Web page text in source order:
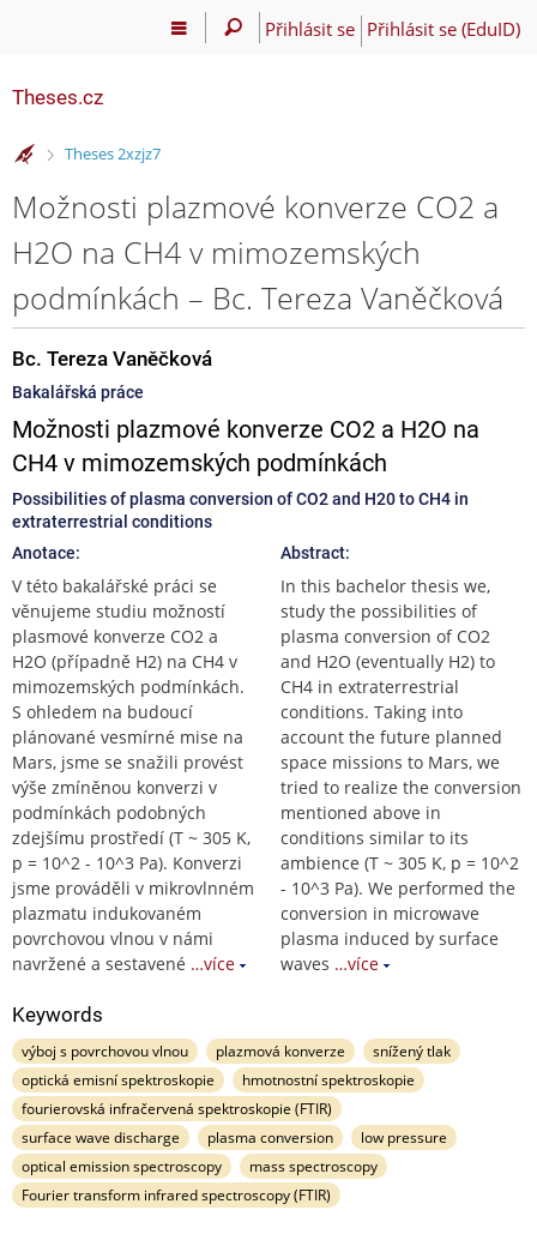
Přihlásit se Přihlásit se (EduID)
Theses.cz
>
Theses 2xzjz7
Možnosti plazmové konverze CO2 a
H2O na CH4 v mimozemských
podmínkách – Bc. Tereza Vaněčková
Bc. Tereza Vaněčková
Bakalářská práce
Možnosti plazmové konverze CO2 a H2O na
CH4 v mimozemských podmínkách
Possibilities of plasma conversion of CO2 and H20 to CH4 in
extraterrestrial conditions
Anotace:
V této bakalářské práci se
věnujeme studiu možností
plasmové konverze CO2 a
H2O (případně H2) na CH4 v
mimozemských podmínkách.
S ohledem na budoucí
plánované vesmírné mise na
Mars, jsme se snažili provést
výše zmíněnou konverzi v
podmínkách podobných
zdejšímu prostředí (T ~ 305 K,
p = 10^2 - 10^3 Pa). Konverzi
jsme prováděli v mikrovlnném
plazmatu indukovaném
povrchovou vlnou v námi
navržené a sestavené …více
Abstract:
In this bachelor thesis we,
study the possibilities of
plasma conversion of CO2
and H2O (eventually H2) to
CH4 in extraterrestrial
conditions. Taking into
account the future planned
space missions to Mars, we
tried to realize the conversion
mentioned above in
conditions similar to its
ambience (T ~ 305 K, p = 10^2
- 10^3 Pa). We performed the
conversion in microwave
plasma induced by surface
waves …více
Keywords
výboj s povrchovou vlnou plazmová konverze
snížený tlak
optická emisní spektroskopie
hmotnostní spektroskopie
fourierovská infračervená spektroskopie (FTIR)
surface wave discharge
plasma conversion
low pressure
optical emission spectroscopy
mass spectroscopy
Fourier transform infrared spectroscopy (FTIR)